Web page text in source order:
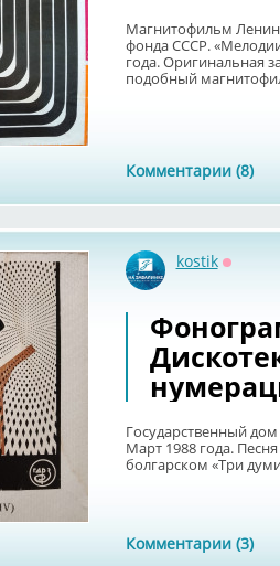
Магнитофильм
фонда СССР.
года. Оригинальная
подобный
Комментарии (8)
kostik
Государственный
Март 1988 года.
болгарском «Три
Комментарии (3)